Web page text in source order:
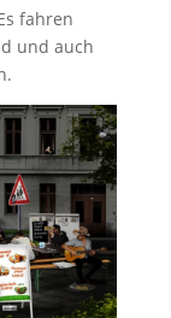
fahren
und auch